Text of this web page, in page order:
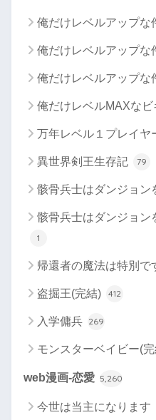
俺だけレベルアップな
俺だけレベルアップな
俺だけレベルアップな
俺だけレベルMAXなビ
万年レベル１プレイヤ
異世界剣王生存記 79
骸骨兵士はダンジョン
骸骨兵士はダンジョン
1
帰還者の魔法は特別で
盗掘王(完結) 412
入学傭兵 269
モンスターベイビー(
web漫画-恋愛 5,260
今世は当主になります